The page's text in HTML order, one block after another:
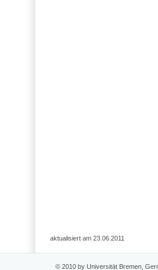
aktualisiert am 23.06.2011
© 2010 by Universität Bremen,